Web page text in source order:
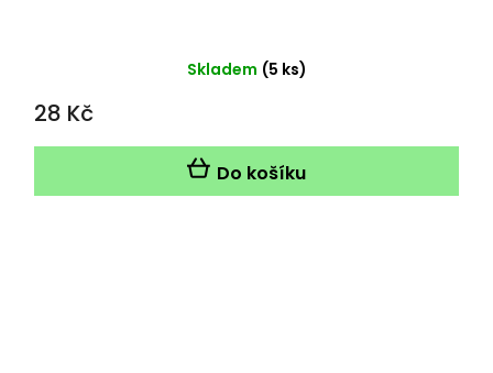
Skladem (5 ks)
28 Kč
Do košíku